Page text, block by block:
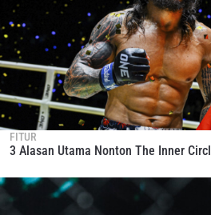
FITUR
3 Alasan Utama Nonton The Inner